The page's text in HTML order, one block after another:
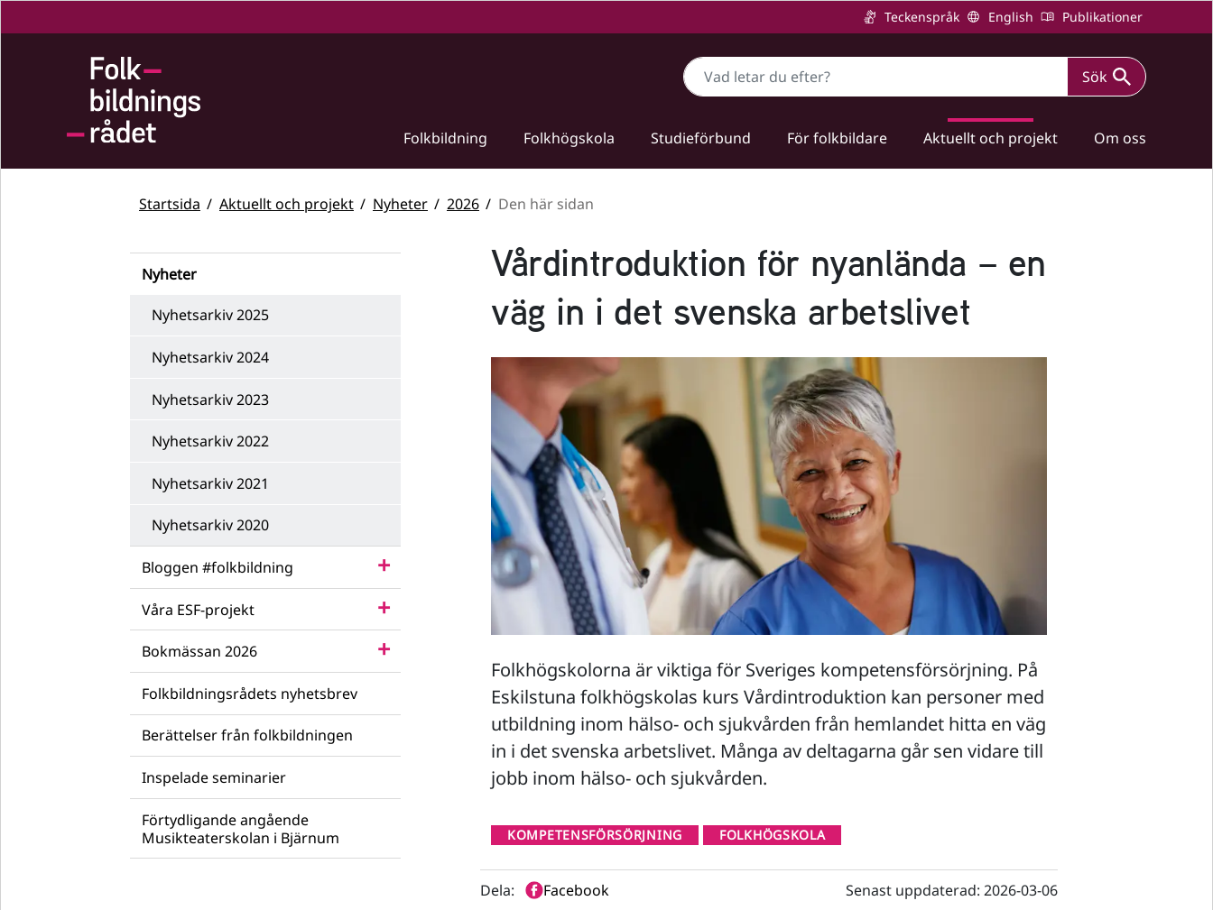
Teckenspråk English Publikationer
Sök Sök
Folkbildning Folkhögskola Studieförbund För folkbildare Aktuellt och projekt Om oss
Startsida Aktuellt och projekt Nyheter 2026 Den här sidan
Nyheter
Nyhetsarkiv 2025
Nyhetsarkiv 2024
Nyhetsarkiv 2023
Nyhetsarkiv 2022
Nyhetsarkiv 2021
Nyhetsarkiv 2020
Bloggen #folkbildning
Våra ESF-projekt
Bokmässan 2026
Folkbildningsrådets nyhetsbrev
Berättelser från folkbildningen
Inspelade seminarier
Förtydligande angående
Musikteaterskolan i Bjärnum
Vårdintroduktion för nyanlända – en
väg in i det svenska arbetslivet
Folkhögskolorna är viktiga för Sveriges kompetensförsörjning. På
Eskilstuna folkhögskolas kurs Vårdintroduktion kan personer med
utbildning inom hälso- och sjukvården från hemlandet hitta en väg
in i det svenska arbetslivet. Många av deltagarna går sen vidare till
jobb inom hälso- och sjukvården.
KOMPETENSFÖRSÖRJNING FOLKHÖGSKOLA
Dela: Facebook Senast uppdaterad: 2026-03-06